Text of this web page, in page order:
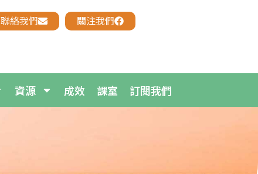
聯絡我們 關注我們
資源 成效 課室 訂閱我們